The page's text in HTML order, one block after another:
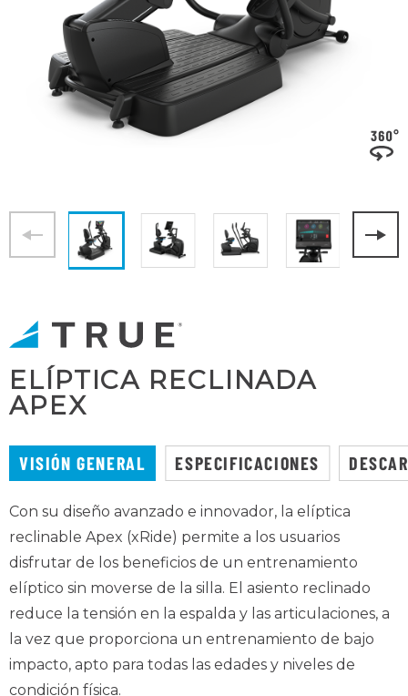
ELÍPTICA RECLINADA
APEX
VISIÓN GENERAL ESPECIFICACIONES
Con su diseño avanzado e innovador, la elíptica
reclinable Apex (xRide) permite a los usuarios
disfrutar de los beneficios de un entrenamiento
elíptico sin moverse de la silla. El asiento reclinado
reduce la tensión en la espalda y las articulaciones, a
la vez que proporciona un entrenamiento de bajo
impacto, apto para todas las edades y niveles de
condición física.